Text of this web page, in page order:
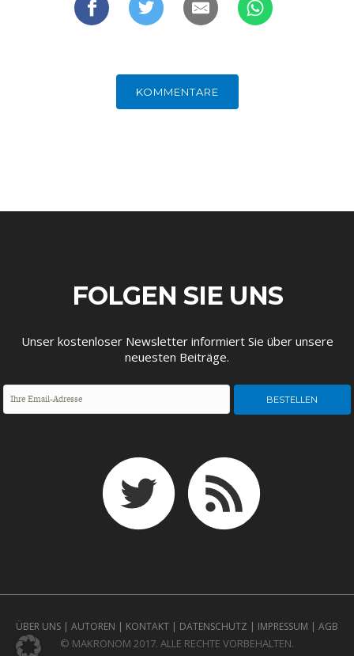
KOMMENTARE
FOLGEN SIE UNS
Unser kostenloser Newsletter informiert Sie über unsere
neuesten Beiträge.
ÜBER UNS | AUTOREN | KONTAKT | DATENSCHUTZ | IMPRESSUM | AGB
© MAKRONOM 2017. ALLE RECHTE VORBEHALTEN.